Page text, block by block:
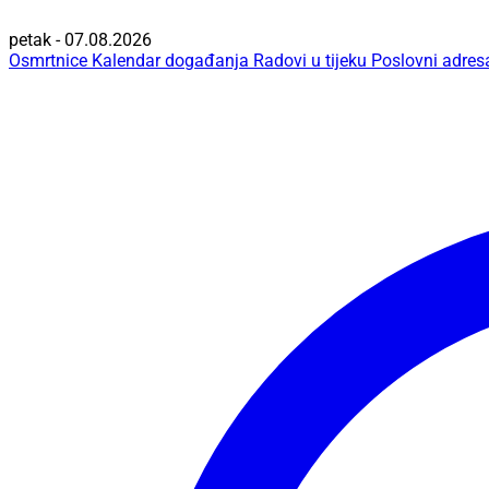
petak - 07.08.2026
Osmrtnice Kalendar događanja Radovi u tijeku Poslovni